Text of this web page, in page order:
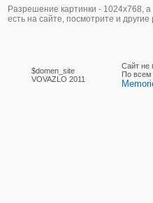
Разрешение картинки - 1024х768,
есть на сайте, посмотрите и
$domen_site
VOVAZLO 2011
Сайт не
По вcем